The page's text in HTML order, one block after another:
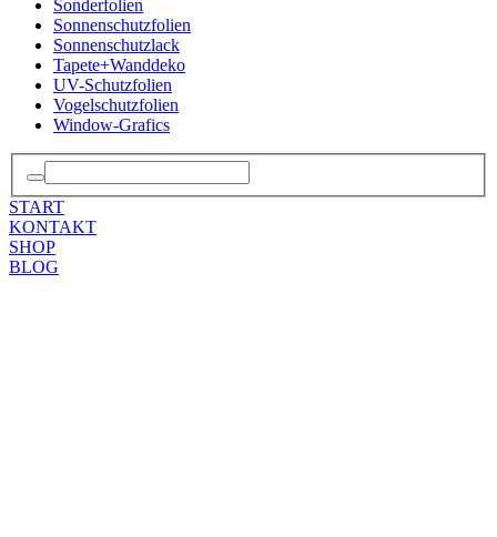
Sonderfolien
Sonnenschutzfolien
Sonnenschutzlack
Tapete+Wanddeko
UV-Schutzfolien
Vogelschutzfolien
Window-Grafics
START
KONTAKT
SHOP
BLOG